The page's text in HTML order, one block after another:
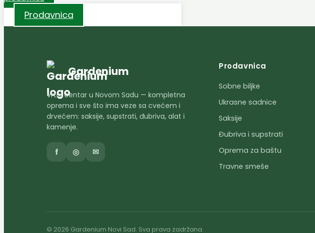
Prodavnica
Gardenium
Vrtni centar u Novom Sadu — kompletna
oprema i sve što ima veze sa cvećem i
drvećem: saksije, supstrati, đubriva, alat i
kamenje.
f ◎ ✉
Prodavnica
Sobne biljke
Ukrasne sadnice
Saksije
Đubriva i supstrati
Oprema za baštu
Travne smeše
© 2026 Gardenium Novi Sad. Sva prava zadržana.